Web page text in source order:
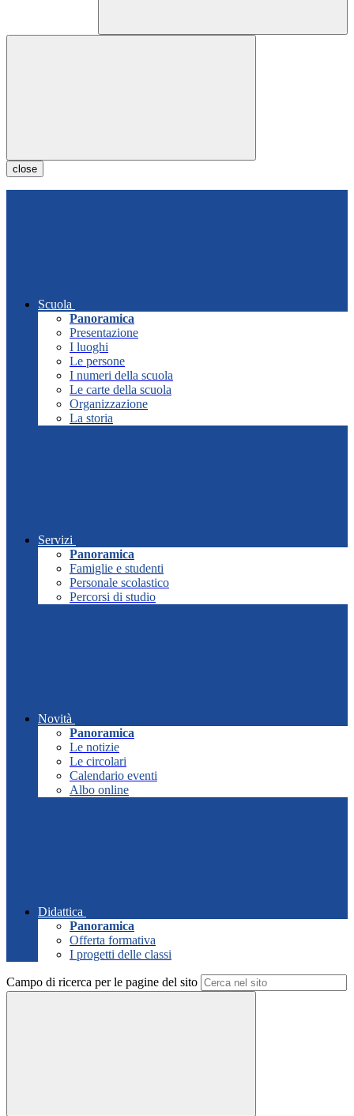
close
Scuola
Panoramica
Presentazione
I luoghi
Le persone
I numeri della scuola
Le carte della scuola
Organizzazione
La storia
Servizi
Panoramica
Famiglie e studenti
Personale scolastico
Percorsi di studio
Novità
Panoramica
Le notizie
Le circolari
Calendario eventi
Albo online
Didattica
Panoramica
Offerta formativa
I progetti delle classi
Campo di ricerca per le pagine del sito